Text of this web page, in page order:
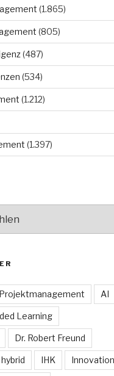
(1.865)
(805)
(487)
(534)
(1.212)
(1.397)
AI
Learning
Dr. Robert Freund
hybrid IHK Innovation